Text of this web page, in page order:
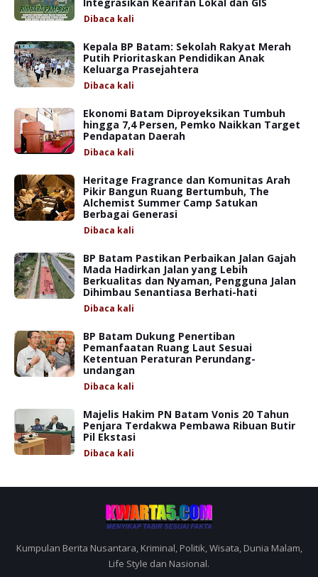
Dibaca kali
Kepala BP Batam: Sekolah Rakyat Merah
Putih Prioritaskan Pendidikan Anak
Keluarga Prasejahtera
Dibaca kali
Ekonomi Batam Diproyeksikan Tumbuh
hingga 7,4 Persen, Pemko Naikkan Target
Pendapatan Daerah
Dibaca kali
Heritage Fragrance dan Komunitas Arah
Pikir Bangun Ruang Bertumbuh, The
Alchemist Summer Camp Satukan
Berbagai Generasi
Dibaca kali
BP Batam Pastikan Perbaikan Jalan Gajah
Mada Hadirkan Jalan yang Lebih
Berkualitas dan Nyaman, Pengguna Jalan
Dihimbau Senantiasa Berhati-hati
Dibaca kali
BP Batam Dukung Penertiban
Pemanfaatan Ruang Laut Sesuai
Ketentuan Peraturan Perundang-
undangan
Dibaca kali
Majelis Hakim PN Batam Vonis 20 Tahun
Penjara Terdakwa Pembawa Ribuan Butir
Pil Ekstasi
Dibaca kali
Kumpulan Berita Nusantara, Kriminal, Politik, Wisata, Dunia Malam,
Life Style dan Nasional.